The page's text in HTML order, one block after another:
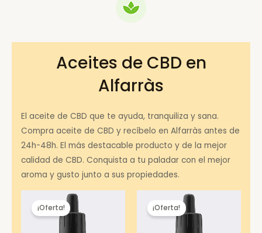
Aceites de CBD en
Alfarràs
El aceite de CBD que te ayuda, tranquiliza y sana.
Compra aceite de CBD y recíbelo en Alfarràs antes de
24h-48h. El más destacable producto y de la mejor
calidad de CBD. Conquista a tu paladar con el mejor
aroma y gusto junto a sus propiedades.
¡Oferta! ¡Oferta!